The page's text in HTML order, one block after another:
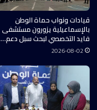
قيادات ونواب حماة الوطن
بالإسماعيلية يزورون مستشفى
فايد التخصصي لبحث سبل دعم…
2026-08-02